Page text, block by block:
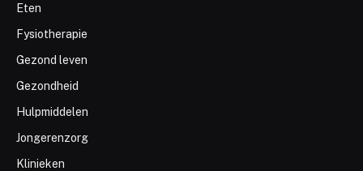
Eten
Fysiotherapie
Gezond leven
Gezondheid
Hulpmiddelen
Jongerenzorg
Klinieken